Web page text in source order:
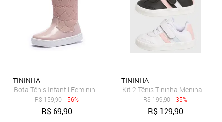
TININHA
Bota Tênis Infantil Feminina Tininha Menina Bordado Coração Rosê
R$159,90 - 56%
R$ 69,90
TININHA
Kit 2 Tênis Tininha Menina
R$199,90 - 35%
R$ 129,90